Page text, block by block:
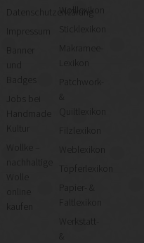
Datenschutzerklärung
Kultur
Wollke –
nachhaltige
kaufen
Wolllexikon
Sticklexikon
Makramee-
Lexikon
Patchwork-
&
Quiltlexikon
Filzlexikon
Weblexikon
Töpferlexikon
Papier- &
Faltlexikon
Werkstatt-
&